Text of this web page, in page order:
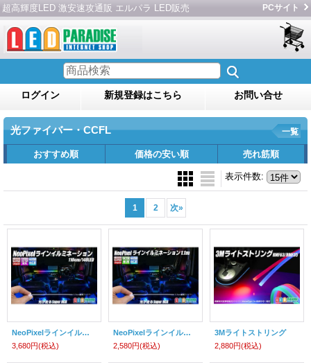
超高輝度LED 激安速攻通販 エルパラ LED販売 PCサイト
ログイン 新規登録はこちら お問い合せ
光ファイバー・CCFL 一覧
おすすめ順 価格の安い順 売れ筋順
表示件数:
1 2 次»
NeoPixelラインイルミネーションセット
3,680円(税込)
NeoPixelラインイルミネーション1.1m
2,580円(税込)
3Mライトストリング
2,880円(税込)